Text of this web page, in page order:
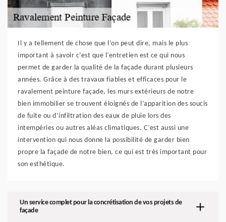
Il y a tellement de chose que l’on peut dire, mais le plus
important à savoir c’est que l’entretien est ce qui nous
permet de garder la qualité de la façade durant plusieurs
années. Grâce à des travaux fiables et efficaces pour le
ravalement peinture façade, les murs extérieurs de notre
bien immobilier se trouvent éloignés de l’apparition des soucis
de fuite ou d’infiltration des eaux de pluie lors des
intempéries ou autres aléas climatiques. C’est aussi une
intervention qui nous donne la possibilité de garder bien
propre la façade de notre bien, ce qui est très important pour
son esthétique.
Un service complet pour la concrétisation de vos projets de
façade